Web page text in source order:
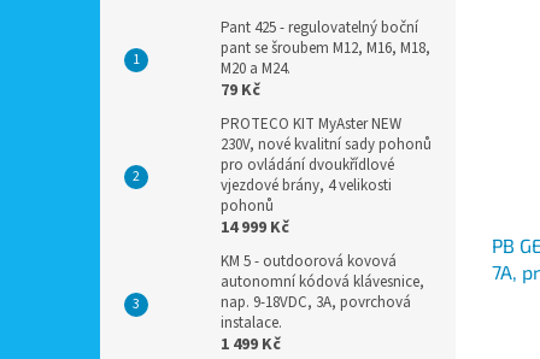
Pant 425 - regulovatelný boční
pant se šroubem M12, M16, M18,
M20 a M24.
79 Kč
PROTECO KIT MyAster NEW
230V, nové kvalitní sady pohonů
pro ovládání dvoukřídlové
vjezdové brány, 4 velikosti
pohonů
14 999 Kč
KM 5 - outdoorová kovová
autonomní kódová klávesnice,
nap. 9-18VDC, 3A, povrchová
instalace.
1 499 Kč
PB
7A,